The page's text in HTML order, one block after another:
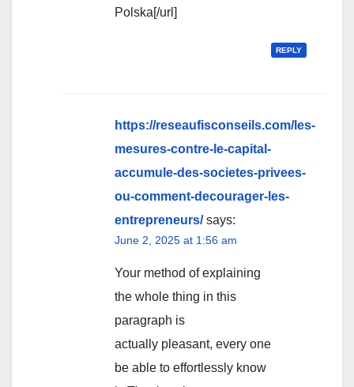
Polska[/url]
REPLY
https://reseaufisconseils.com/les-
mesures-contre-le-capital-
accumule-des-societes-privees-
ou-comment-decourager-les-
entrepreneurs/ says:
June 2, 2025 at 1:56 am
Your method of explaining
the whole thing in this
paragraph is
actually pleasant, every one
be able to effortlessly know